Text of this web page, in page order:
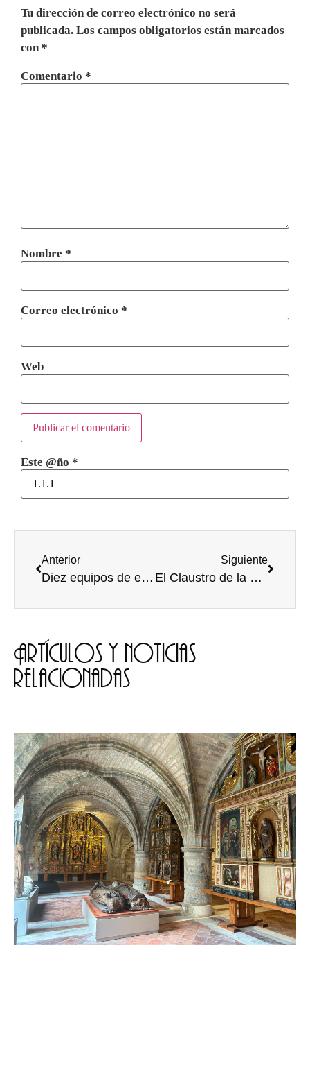
Tu dirección de correo electrónico no será
publicada. Los campos obligatorios están marcados
con*
Comentario *
Nombre *
Correo electrónico *
Web
Este @ño *
Anterior
Diez equipos de estudiantes de la UBU optan a la Semilla de oro de Castilla y León
Siguiente
El Claustro de la Universidad elegirá al Defensor Universitario el próximo lunes
Artículos y noticias
relacionadas